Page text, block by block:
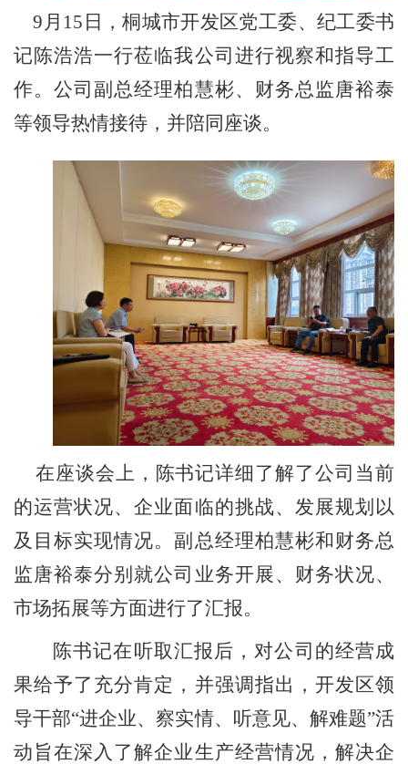
9月15日，桐城市开发区党工委、纪工委书
记陈浩浩一行莅临我公司进行视察和指导工
作。公司副总经理柏慧彬、财务总监唐裕泰
等领导热情接待，并陪同座谈。
在座谈会上，陈书记详细了解了公司当前
的运营状况、企业面临的挑战、发展规划以
及目标实现情况。副总经理柏慧彬和财务总
监唐裕泰分别就公司业务开展、财务状况、
市场拓展等方面进行了汇报。
陈书记在听取汇报后，对公司的经营成
果给予了充分肯定，并强调指出，开发区领
导干部“进企业、察实情、听意见、解难题”活
动旨在深入了解企业生产经营情况，解决企